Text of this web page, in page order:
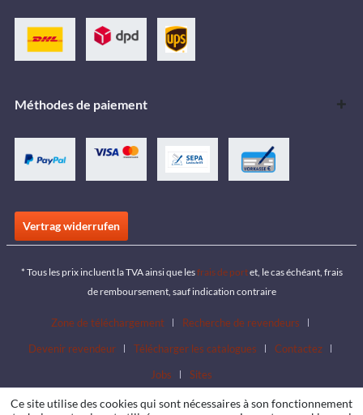
Méthodes de paiement
Vertrag widerrufen
* Tous les prix incluent la TVA ainsi que lesfrais de portet, le cas échéant, frais
de remboursement, sauf indication contraire
Zone de téléchargement
Recherche de revendeurs
Devenir revendeur
Télécharger les catalogues
Contactez
Jobs
Sites
Ce site utilise des cookies qui sont nécessaires à son fonctionnement